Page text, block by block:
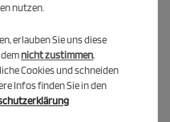
Freien geeignet. Sie bieten
und Hobbyspieler.
für hohen
nutzen.
erlauben Sie uns diese
nicht zustimmen,
Cookies und schneiden
Infos finden Sie in den